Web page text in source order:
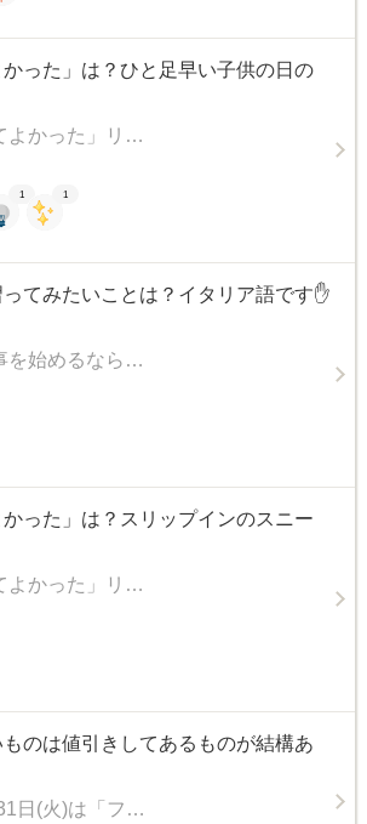
った」は？ひと足早い子供の日の
よかった」リ…
1 1
てみたいことは？イタリア語です✋
を始めるなら…
った」は？スリップインのスニー
よかった」リ…
のは値引きしてあるものが結構あ
日(火)は「フ…